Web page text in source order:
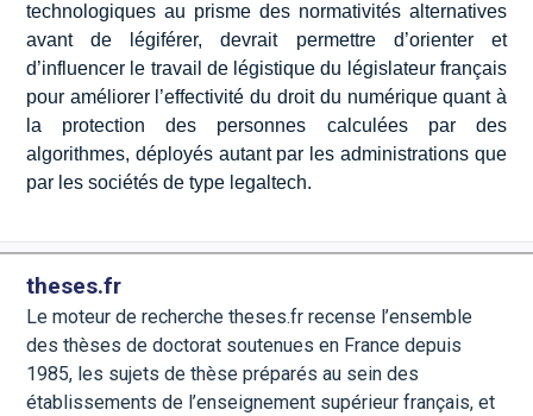
technologiques au prisme des normativités alternatives
avant de légiférer, devrait permettre d’orienter et
d’influencer le travail de légistique du législateur français
pour améliorer l’effectivité du droit du numérique quant à
la protection des personnes calculées par des
algorithmes, déployés autant par les administrations que
par les sociétés de type legaltech.
theses.fr
Le moteur de recherche theses.fr recense l’ensemble
des thèses de doctorat soutenues en France depuis
1985, les sujets de thèse préparés au sein des
établissements de l’enseignement supérieur français, et